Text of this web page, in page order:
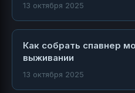
13 октября 2025
Как собрать спавнер
выживании
13 октября 2025